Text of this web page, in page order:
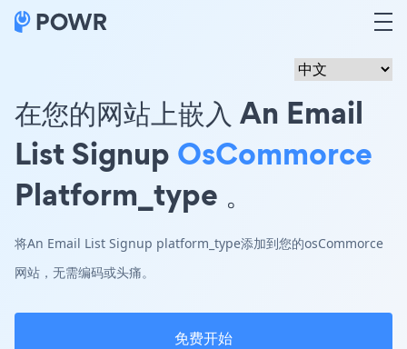
在您的网站上嵌入 An Email
List Signup OsCommorce
Platform_type 。
将An Email List Signup platform_type添加到您的osCommorce
网站，无需编码或头痛。
免费开始